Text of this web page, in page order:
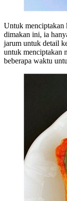
Untuk menciptakan
dimakan ini, ia
jarum untuk detail
untuk menciptakan
beberapa waktu